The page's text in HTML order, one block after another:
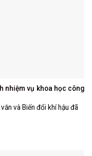
nhiệm vụ khoa học công
và Biến đổi khí hậu đã